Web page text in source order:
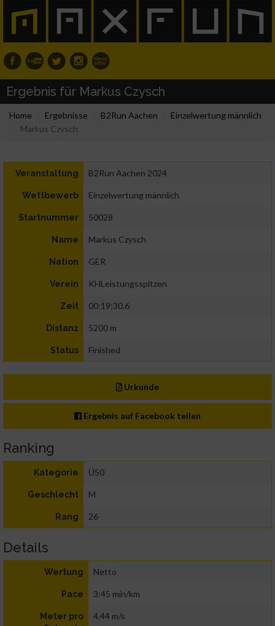
Ergebnis für Markus Czysch
Home Ergebnisse B2Run Aachen
Einzelwertung männlich
Markus Czysch
Veranstaltung B2Run Aachen 2024
Wettbewerb Einzelwertung männlich
Startnummer 50028
Name Markus Czysch
Nation GER
Verein KHLeistungsspitzen
Zeit 00:19:30.6
Distanz 5200 m
Status Finished
Urkunde
Ergebnis auf Facebook teilen
Ranking
Kategorie Ü50
Geschlecht M
Rang 26
Details
Wertung Netto
Pace 3:45 min/km
Meter pro
4,44 m/s